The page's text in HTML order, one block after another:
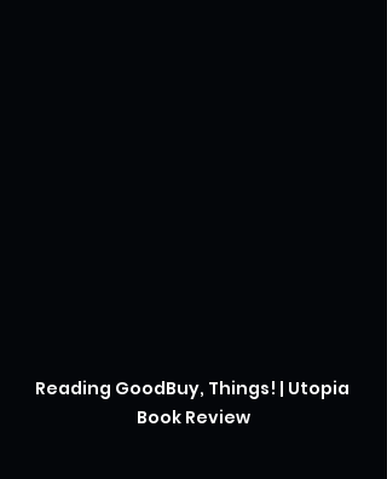
Reading GoodBuy, Things! | Utopia
Book Review